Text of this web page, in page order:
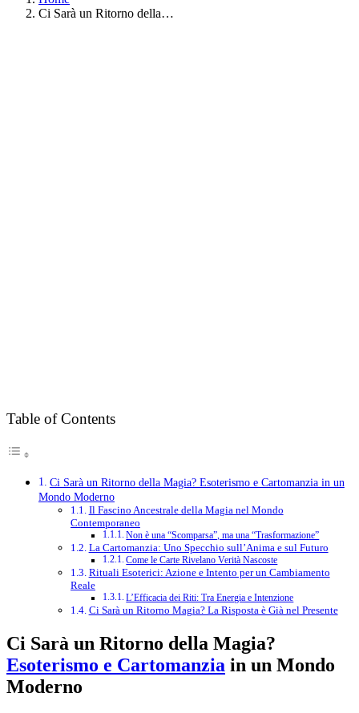
Ci Sarà un Ritorno della…
Table of Contents
Ci Sarà un Ritorno della Magia? Esoterismo e Cartomanzia in un
Mondo Moderno
Il Fascino Ancestrale della Magia nel Mondo
Contemporaneo
Non è una “Scomparsa”, ma una “Trasformazione”
La Cartomanzia: Uno Specchio sull’Anima e sul Futuro
Come le Carte Rivelano Verità Nascoste
Rituali Esoterici: Azione e Intento per un Cambiamento
Reale
L’Efficacia dei Riti: Tra Energia e Intenzione
Ci Sarà un Ritorno Magia? La Risposta è Già nel Presente
Ci Sarà un Ritorno della Magia?
Esoterismo e Cartomanzia in un Mondo
Moderno